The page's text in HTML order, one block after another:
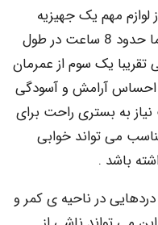
یک جهیزیه
تشک دونفره است , چرا مهم ؟ زیرا ما حدود 8 ساعت در طول
سوم از عمرمان
و آسودگی
راحت برای
خوابی
.
ناحیه ی کمر و